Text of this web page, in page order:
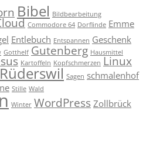
Bibel Bildbearbeitung
Commodore 64 Dorflinde Emme
Entlebuch Entspannen Geschenk
Gotthelf Gutenberg Hausmittel
Kartoffeln Kopfschmerzen Linux
Rüderswil Sagen schmalenhof
Stille Wald
Winter WordPress Zollbrück